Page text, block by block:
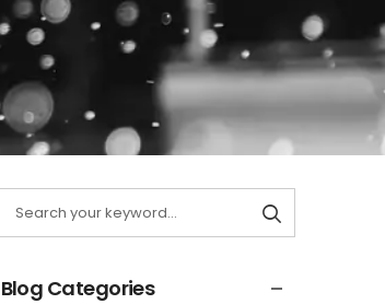
Blog Categories